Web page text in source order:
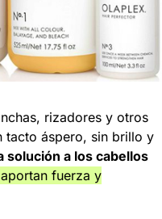
rizadores y otros
tacto áspero, sin brillo y
solución a los cabellos
fuerza y